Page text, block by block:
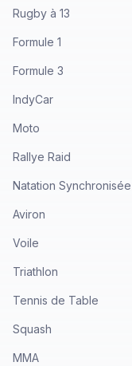
Rugby à 13
Formule 1
Formule 3
IndyCar
Moto
Rallye Raid
Natation Synchronisée
Aviron
Voile
Triathlon
Tennis de Table
Squash
MMA